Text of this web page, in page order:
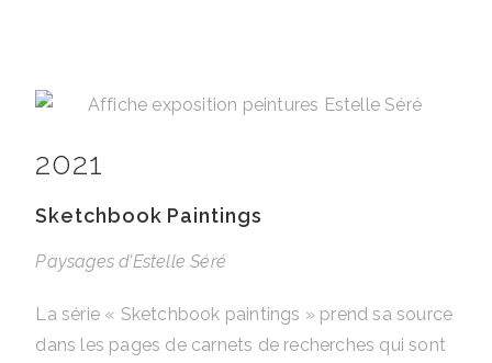
2021
Sketchbook Paintings
Paysages d’Estelle Séré
La série « Sketchbook paintings » prend sa source
dans les pages de carnets de recherches qui sont